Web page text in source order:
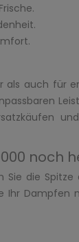
als auch für
noch
Sie die
Ihr